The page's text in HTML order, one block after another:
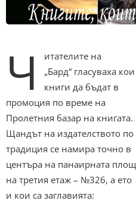
Ч
итателите на
„Бард“ гласуваха кои
книги да бъдат в
промоция по време на
Пролетния базар на книгата.
Щандът на издателството по
традиция се намира точно в
центъра на панаирната площ
на третия етаж – №326, а ето
и кои са заглавията: